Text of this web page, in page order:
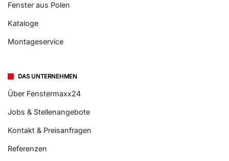
Fenster aus Polen
Kataloge
Montageservice
DAS UNTERNEHMEN
Über Fenstermaxx24
Jobs & Stellenangebote
Kontakt & Preisanfragen
Referenzen